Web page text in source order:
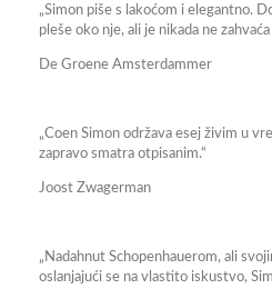
„Simon piše s lakoćom i elegantno.
pleše oko nje, ali je nikada ne
De Groene Amsterdammer
„Coen Simon održava esej živim u
zapravo smatra otpisanim.“
Joost Zwagerman
„Nadahnut Schopenhauerom, ali
oslanjajući se na vlastito iskustvo,